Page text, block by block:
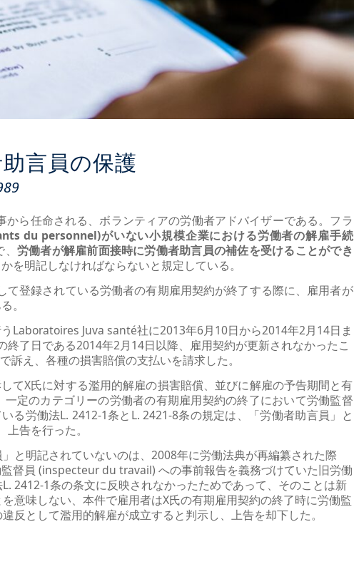
言員の保護
から任命される、ボランティアの労働者アドバイザーである。フラ
du personnel)がいない小規模企業における労働者の解雇手続
労働者が解雇前面接時に労働者助言員の補佐を受けることができ
を明記しなければならないと規定している。
登録されている労働者の有期雇用契約が終了する際に、雇用者が
。
Laboratoires Juva santé社に2013年6月10日から2014年2月14日ま
了日である2014年2月14日以降、雇用契約が更新されなかったこ
え、各種の損害賠償の支払いを請求した。
てX氏に対する濫用的解雇の損害賠償、並びに解雇の予告期間と有
定のカテゴリーの労働者の有期雇用契約の終了において労働監督
る労働法L. 2412-1条とL. 2421-8条の規定は、「労働者助言員」と
告を行った。
と明記されていないのは、2008年に労働法典が再編纂された際
督員 (inspecteur du travail) への事前報告を義務づけていた旧労働
2412-1条の条文に反映されなかったためであって、そのことは新
意味しない、本件で雇用者はX氏の有期雇用契約の終了時に労働監
反として濫用的解雇が成立すると判示し、上告を却下した。